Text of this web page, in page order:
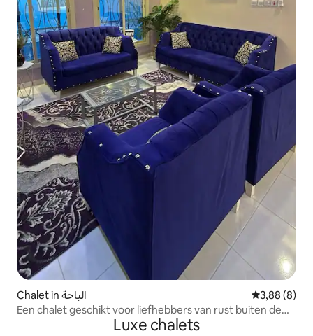
Chalet in الباحة Gemiddelde
3,88 (8)
Een chalet geschikt voor liefhebbers van rust buiten de
Luxe chalets